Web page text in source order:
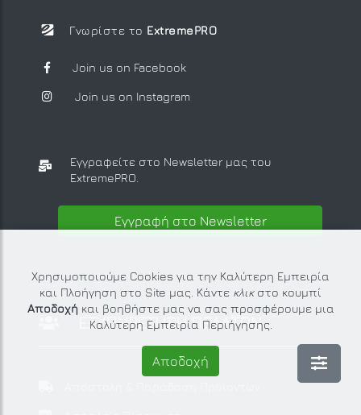
Χρησιμοποιούμε Cookies για την Καλύτερη Εμπειρία
και Πλοήγηση στο Site μας. Κάντε κλικ στο κουμπί
Αποδοχήκαι βοηθήστε μας να σας προσφέρουμε μια
Καλύτερη Εμπειρία Περιήγησης.
Αποδοχή
Γνωρίστε το ExtremePRO
Join us on Facebook
Join us on Instagram
Εγγραφείτε στο Newsletter μας του
ExtremePRO.
Εγγραφή στο Newsletter
ΕΞΥΠΗΡΕΤΗΣΗ ΠΕΛΑΤΩΝ